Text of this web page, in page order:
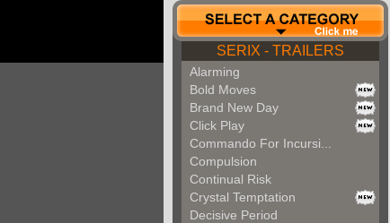
SERIX - TRAILERS
Alarming
Bold Moves
Brand New Day
Click Play
Commando For Incursi...
Compulsion
Continual Risk
Crystal Temptation
Decisive Period